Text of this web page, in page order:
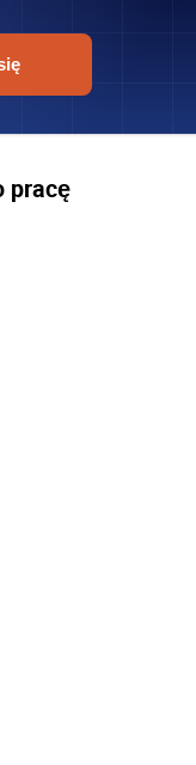
pracę